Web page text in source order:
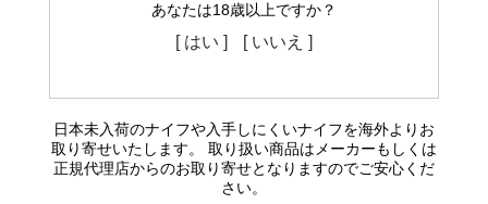
あなたは18歳以上ですか？
[ はい ] [ いいえ ]
日本未入荷のナイフや入手しにくいナイフを海外よりお
取り寄せいたします。 取り扱い商品はメーカーもしくは
正規代理店からのお取り寄せとなりますのでご安心くだ
さい。